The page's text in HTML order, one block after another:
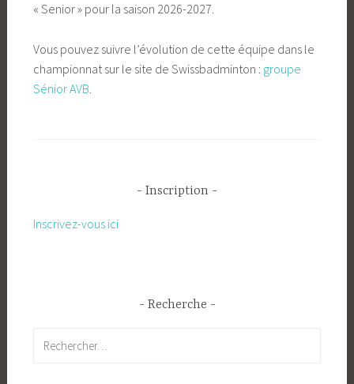
« Senior » pour la saison 2026-2027.
Vous pouvez suivre l’évolution de cette équipe dans le
championnat sur le site de Swissbadminton : groupe
Sénior AVB
Inscription
Inscrivez-vous ici
Recherche